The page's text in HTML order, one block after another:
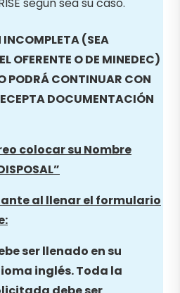
(SEA
OFERENTE O DE MINEDEC)
PODRÁ CONTINUAR CON
DOCUMENTACIÓN
colocar su Nombre
”
al llenar el formulario
ser llenado en su
inglés. Toda la